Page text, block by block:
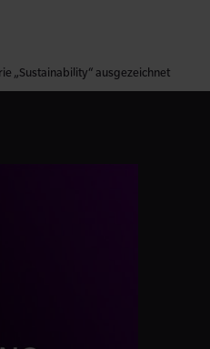
„Sustainability“ ausgezeichnet